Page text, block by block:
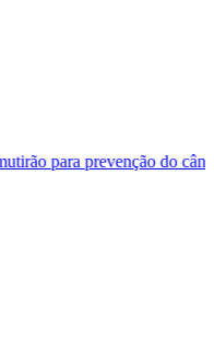
do câncer de pulmão